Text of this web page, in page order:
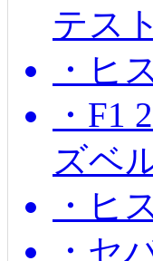
テス
・ヒ
・F1
ズベ
・ヒ
・セ